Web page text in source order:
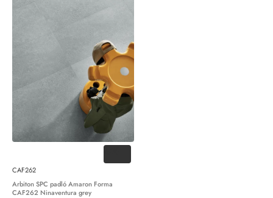
-8%
CAF262
Arbiton SPC padló Amaron Forma
CAF262 Ninaventura grey